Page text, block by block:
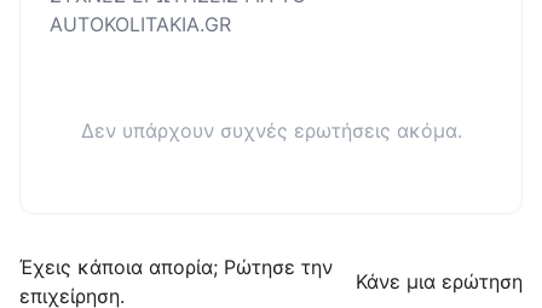
AUTOKOLITAKIA.GR
Δεν υπάρχουν συχνές ερωτήσεις ακόμα.
Έχεις κάποια απορία; Ρώτησε την
επιχείρηση.
Κάνε μια ερώτηση